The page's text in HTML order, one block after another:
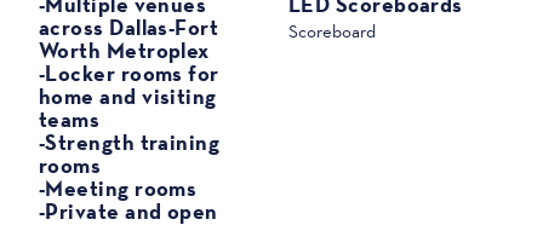
across Dallas-Fort
Worth Metroplex
-Locker rooms for
home and visiting
teams
-Strength training
rooms
-Meeting rooms
-Private and open
Scoreboard